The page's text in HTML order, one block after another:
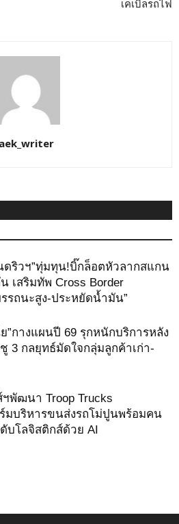
เคเบิลรถไฟ
aek_writer
ดริวฯ”ทุ่มทุน!บิ๊กล็อตหัวลากสแกน
เสริมทัพ Cross Border
รถนะสูง-ประหยัดน้ำมัน”
”กางแผนปี 69 รุกหนักบริการหลัง
3 กลยุทธ์มัดใจกลุ่มลูกค้าเก่า-
พัฒนา Troop Trucks
มบริหารขนส่งรถโม่ปูนพร้อมคน
บโลจิสติกส์ด้วย AI